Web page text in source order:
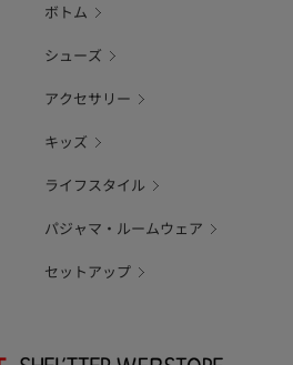
ボトム
シューズ
アクセサリー
キッズ
ライフスタイル
パジャマ・ルームウェア
セットアップ